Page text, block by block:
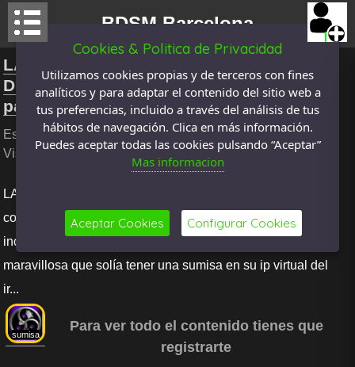
Cookies & Politica de Privacidad
Utilizamos cookies propias y de terceros con fines
analíticos y para adaptar el contenido del sitio web a
tus preferencias, incluido a través del análisis de tus
hábitos de navegación. Clica en más información.
Puedes aceptar todas las cookies pulsando “Aceptar”
Mas informacion
Aceptar Cookies Configurar Cookies
BDSM Barcelona
LA CONFIANZA… ESE GRAN
DESCONOCIDO. La confianza es algo que
para mi,
Escrito por_beth_El: 1 marzo 2017 , categoria El Muro
Visto 1673veces
LA CONFIANZA... ESE GRAN DESCONOCIDO. La
confianza es algo que para mi, siempre ha generado ciertas
inquietudes con respecto al tema. Hace años, leí una frase
maravillosa que solía tener una sumisa en su ip virtual del
ir...
sumisa
Para ver todo el contenido tienes que
registrarte